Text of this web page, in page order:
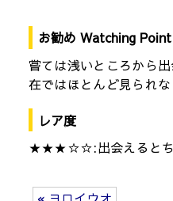
お勧め Watching Point
嘗ては浅いところから
在ではほとんど見られ
レア度
★★★☆☆:出会えるとち